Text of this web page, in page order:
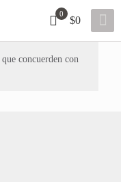
0
$0
concuerden con